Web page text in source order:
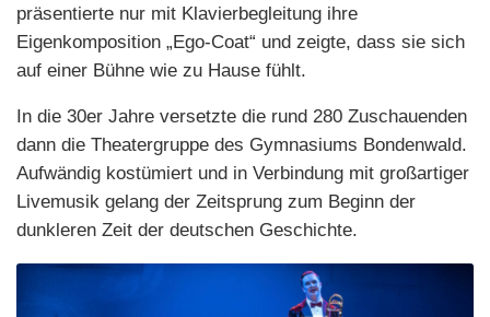
präsentierte nur mit Klavierbegleitung ihre
Eigenkomposition „Ego-Coat“ und zeigte, dass sie sich
auf einer Bühne wie zu Hause fühlt.
In die 30er Jahre versetzte die rund 280 Zuschauenden
dann die Theatergruppe des Gymnasiums Bondenwald.
Aufwändig kostümiert und in Verbindung mit großartiger
Livemusik gelang der Zeitsprung zum Beginn der
dunkleren Zeit der deutschen Geschichte.